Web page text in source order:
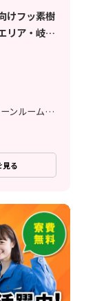
けフッ素樹
リア・岐阜
検査、加工、マシンオペレーター、クリーンルーム、清掃・洗浄、品質管理、立ち作業、バリ取り
見る